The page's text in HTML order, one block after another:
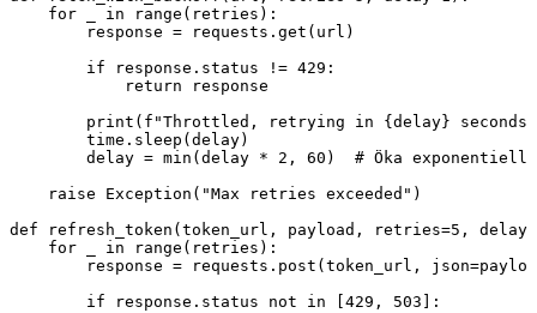
for
in range ( retries ) :
response = requests . get ( url )
if
response . status != 429 :
return
response
print ( f"Throttled, retrying in { delay }
time . sleep ( delay)
delay = min ( delay * 2 , 60 ) # Öka exponentiellt
raise
Exception ( "Max retries exceeded" )
def
refresh_token ( token_url , payload , retries=5 , delay
for
in range ( retries ) :
response = requests . post ( token_url , json=
if
response . status not in 429 , 503
: